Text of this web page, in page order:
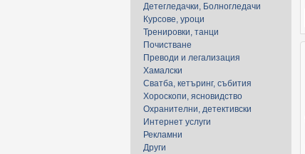
Детегледачки, Болногледачи
Курсове, уроци
Тренировки, танци
Почистване
Преводи и легализация
Хамалски
Сватба, кетъринг, събития
Хороскопи, ясновидство
Охранителни, детективски
Интернет услуги
Рекламни
Други